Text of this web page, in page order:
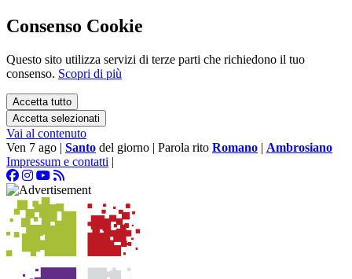
Consenso Cookie
Questo sito utilizza servizi di terze parti che richiedono il tuo
consenso. Scopri di più
Accetta tutto
Accetta selezionati
Vai al contenuto
Ven 7 ago | Santo del giorno | Parola rito Romano | Ambrosiano
Impressum e contatti |